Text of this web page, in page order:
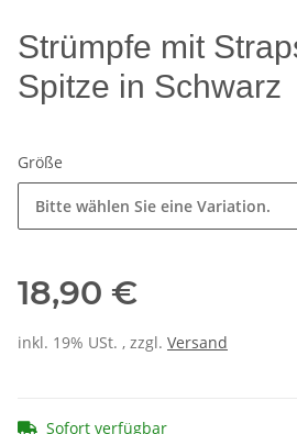
Strümpfe mit
Spitze in Schwarz
Größe
Bitte wählen Sie eine Variation.
18,90 €
inkl. 19% USt. , zzgl. Versand
Sofort verfügbar